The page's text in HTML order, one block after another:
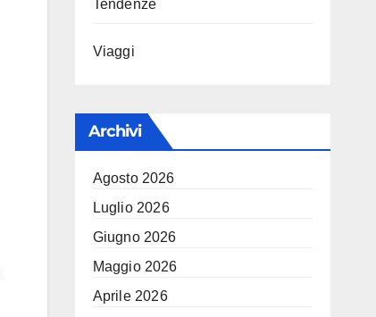
Tendenze
Viaggi
Archivi
Agosto 2026
Luglio 2026
Giugno 2026
Maggio 2026
Aprile 2026